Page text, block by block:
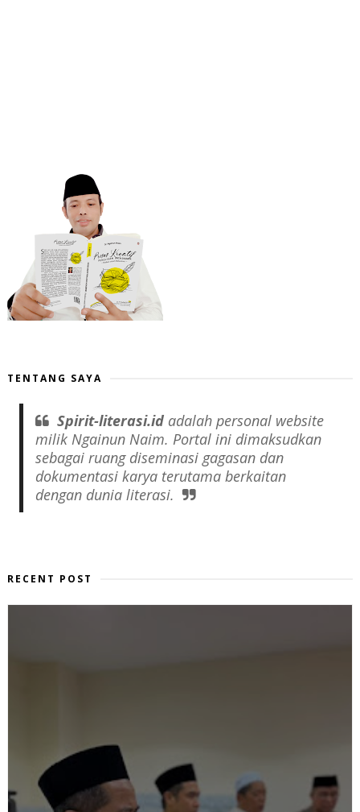
TENTANG SAYA
Spirit-literasi.idadalah personal website
milik Ngainun Naim. Portal ini dimaksudkan
sebagai ruang diseminasi gagasan dan
dokumentasi karya terutama berkaitan
dengan dunia literasi.
RECENT POST